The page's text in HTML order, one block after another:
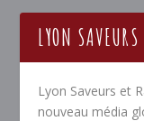
LYON
Lyon Saveurs et
nouveau média